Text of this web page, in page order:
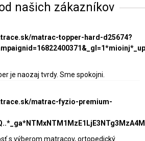
našich zákazníkov
matrac-topper-hard-d25674?
je naozaj tvrdy. Sme spokojni.
matrac-fyzio-premium-
s výberom matracov, ortopedický